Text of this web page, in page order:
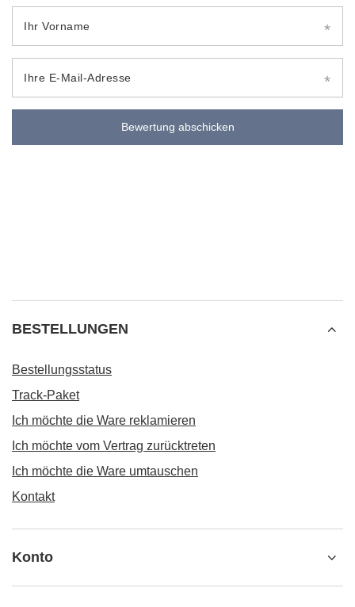
Ihr Vorname
Ihre E-Mail-Adresse
Bewertung abschicken
BESTELLUNGEN
Bestellungsstatus
Track-Paket
Ich möchte die Ware reklamieren
Ich möchte vom Vertrag zurücktreten
Ich möchte die Ware umtauschen
Kontakt
Konto